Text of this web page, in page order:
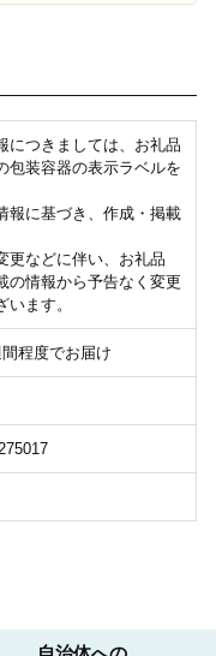
につきましては、お礼品
包装容器の表示ラベルを
報に基づき、作成・掲載
更などに伴い、お礼品
の情報から予告なく変更
います。
程度でお届け